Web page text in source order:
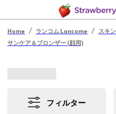
Home / ランコム Lancome / スキ
サンケア＆ブロンザー (顔用)
フィルター